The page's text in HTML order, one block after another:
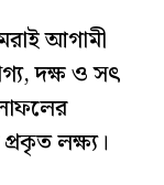
আগামী
দক্ষ ও সৎ
লক্ষ্য।